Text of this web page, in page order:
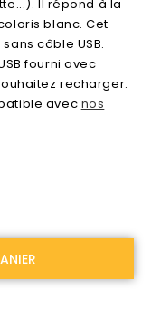
Il répond à la
blanc. Cet
câble USB.
fourni avec
recharger.
avec nos